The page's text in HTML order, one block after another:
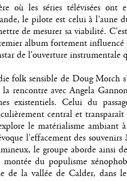
où les séries télévisées ont
le pilote est celui à l’aune
de mesurer sa viabilité.
album fortement influencé
de l'ouverture instrumentale
folk sensible de Doug Morch
rencontre avec Angela
existentiels. Celui du
central et
le matérialisme ambiant
l'effacement des
le groupe aborde ainsi
du populisme
de la vallée de Calder, dans